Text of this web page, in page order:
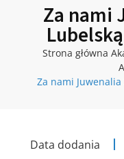
Za nami
Strona główna
Za nami Juwenalia
Data dodania